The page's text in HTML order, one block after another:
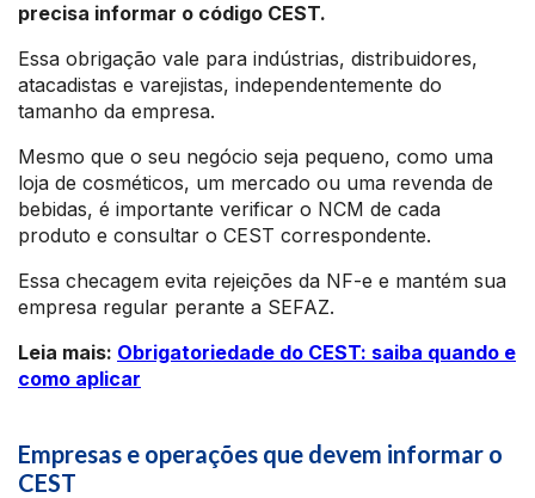
precisa informar o código CEST.
Essa obrigação vale para indústrias, distribuidores,
atacadistas e varejistas, independentemente do
tamanho da empresa.
Mesmo que o seu negócio seja pequeno, como uma
loja de cosméticos, um mercado ou uma revenda de
bebidas, é importante verificar o NCM de cada
produto e consultar o CEST correspondente.
Essa checagem evita rejeições da NF-e e mantém sua
empresa regular perante a SEFAZ.
Leia mais: Obrigatoriedade do CEST: saiba quando e
como aplicar
Empresas e operações que devem informar o
CEST